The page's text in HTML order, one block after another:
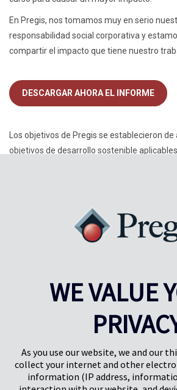
En Pregis, nos tomamos muy en serio
responsabilidad social corporativa y
compartir el impacto que tiene nuestro
DESCARGAR AHORA EL INFORME
Los objetivos de Pregis se establecieron de
objetivos de desarrollo sostenible
Herts, UK
SG1 2DG
Centro Pregis
Park Forum
Países Bajos
WE VALUE
As you use our website, we and our
collect your internet and other
information (IP address,